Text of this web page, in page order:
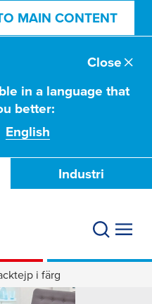
MAIN CONTENT
in a language that
better:
English
Close
Industri
i färg